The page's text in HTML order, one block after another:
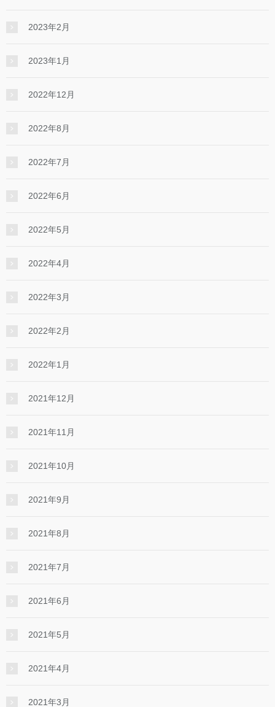
2023年2月
2023年1月
2022年12月
2022年8月
2022年7月
2022年6月
2022年5月
2022年4月
2022年3月
2022年2月
2022年1月
2021年12月
2021年11月
2021年10月
2021年9月
2021年8月
2021年7月
2021年6月
2021年5月
2021年4月
2021年3月